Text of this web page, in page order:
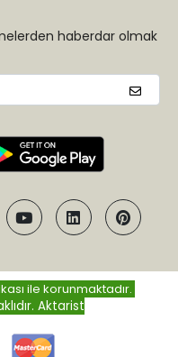
haberdar olmak
ile korunmaktadır.
Aktarist